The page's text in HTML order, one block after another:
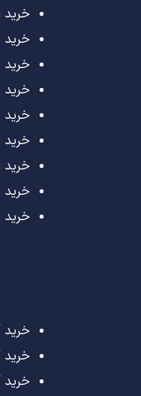
خرید
خرید
خرید
خرید
خرید
خرید
خرید
خرید
خرید